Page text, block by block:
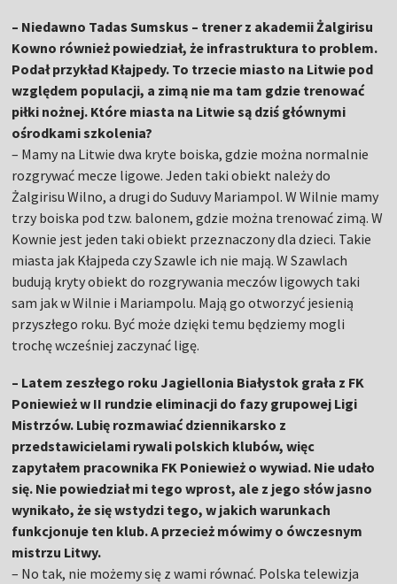
– Niedawno Tadas Sumskus – trener z akademii Żalgirisu
Kowno również powiedział, że infrastruktura to problem.
Podał przykład Kłajpedy. To trzecie miasto na Litwie pod
względem populacji, a zimą nie ma tam gdzie trenować
piłki nożnej. Które miasta na Litwie są dziś głównymi
ośrodkami szkolenia?
– Mamy na Litwie dwa kryte boiska, gdzie można normalnie
rozgrywać mecze ligowe. Jeden taki obiekt należy do
Żalgirisu Wilno, a drugi do Suduvy Mariampol. W Wilnie mamy
trzy boiska pod tzw. balonem, gdzie można trenować zimą. W
Kownie jest jeden taki obiekt przeznaczony dla dzieci. Takie
miasta jak Kłajpeda czy Szawle ich nie mają. W Szawlach
budują kryty obiekt do rozgrywania meczów ligowych taki
sam jak w Wilnie i Mariampolu. Mają go otworzyć jesienią
przyszłego roku. Być może dzięki temu będziemy mogli
trochę wcześniej zaczynać ligę.
– Latem zeszłego roku Jagiellonia Białystok grała z FK
Poniewież w II rundzie eliminacji do fazy grupowej Ligi
Mistrzów. Lubię rozmawiać dziennikarsko z
przedstawicielami rywali polskich klubów, więc
zapytałem pracownika FK Poniewież o wywiad. Nie udało
się. Nie powiedział mi tego wprost, ale z jego słów jasno
wynikało, że się wstydzi tego, w jakich warunkach
funkcjonuje ten klub. A przecież mówimy o ówczesnym
mistrzu Litwy.
– No tak, nie możemy się z wami równać. Polska telewizja